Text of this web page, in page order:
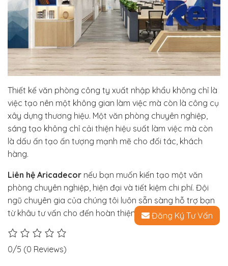
Thiết kế văn phòng công ty xuất nhập khẩu không chỉ là
việc tạo nên một không gian làm việc mà còn là công cụ
xây dựng thương hiệu. Một văn phòng chuyên nghiệp,
sáng tạo không chỉ cải thiện hiệu suất làm việc mà còn
là dấu ấn tạo ấn tượng mạnh mẽ cho đối tác, khách
hàng.
Liên hệ Aricadecor nếu bạn muốn kiến tạo một văn
phòng chuyên nghiệp, hiện đại và tiết kiệm chi phí. Đội
ngũ chuyên gia của chúng tôi luôn sẵn sàng hỗ trợ bạn
từ khâu tư vấn cho đến hoàn thiện.
0/5 (0 Reviews)
Đăng Ký Tư Vấn